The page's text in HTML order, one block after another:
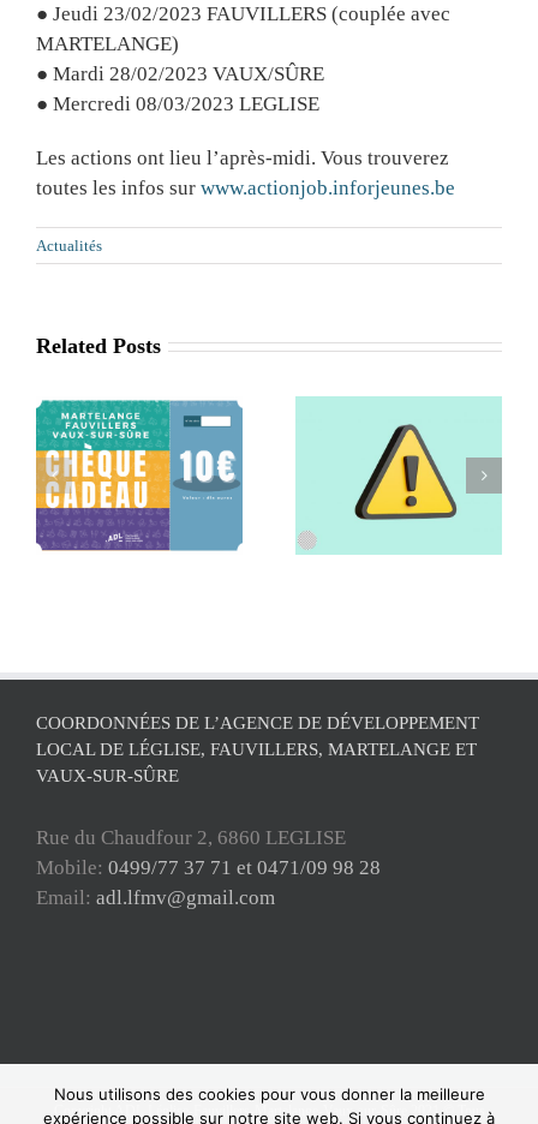
● Jeudi 23/02/2023 FAUVILLERS (couplée avec
MARTELANGE)
● Mardi 28/02/2023 VAUX/SÛRE
● Mercredi 08/03/2023 LEGLISE
Les actions ont lieu l’après-midi. Vous trouverez
toutes les infos sur www.actionjob.inforjeunes.be
Actualités
Related Posts
Retrait de la
commune de
Léglise de l’ADL
Séance
d’information
COORDONNÉES DE L’AGENCE DE DÉVELOPPEMENT
LOCAL DE LÉGLISE, FAUVILLERS, MARTELANGE ET
VAUX-SUR-SÛRE
Rue du Chaudfour 2, 6860 LEGLISE
Mobile: 0499/77 37 71 et 0471/09 98 28
Email: adl.lfmv@gmail.com
Copyright ADL Léglise-Fauvillers-Martelange-Vaux-sur-Sûre 2021 © Tous
Nous utilisons des cookies pour vous donner la meilleure
expérience possible sur notre site web. Si vous continuez à